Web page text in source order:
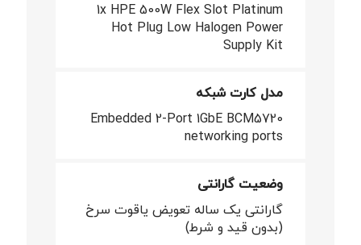
1x HPE 500W Flex Slot Platinum
Hot Plug Low Halogen Power
Supply Kit
مدل کارت شبکه
Embedded 2-Port 1GbE BCM5720
networking ports
وضعیت گارانتی
گارانتی یک ساله تعویض یاقوت سرخ
(بدون قید و شرط)